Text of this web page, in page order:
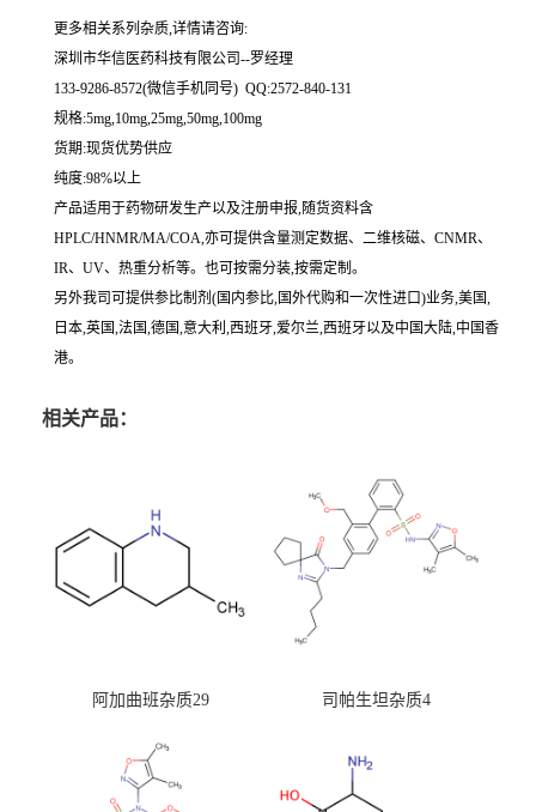
更多相关系列杂质,详情请咨询:
深圳市华信医药科技有限公司--罗经理
133-9286-8572(微信手机同号) QQ:2572-840-131
规格:5mg,10mg,25mg,50mg,100mg
货期:现货优势供应
纯度:98%以上
产品适用于药物研发生产以及注册申报,随货资料含
HPLC/HNMR/MA/COA,亦可提供含量测定数据、二维核磁、CNMR、
IR、UV、热重分析等。也可按需分装,按需定制。
另外我司可提供参比制剂(国内参比,国外代购和一次性进口)业务,美国,
日本,英国,法国,德国,意大利,西班牙,爱尔兰,西班牙以及中国大陆,中国香
港。
相关产品：
阿加曲班杂质29 司帕生坦杂质4